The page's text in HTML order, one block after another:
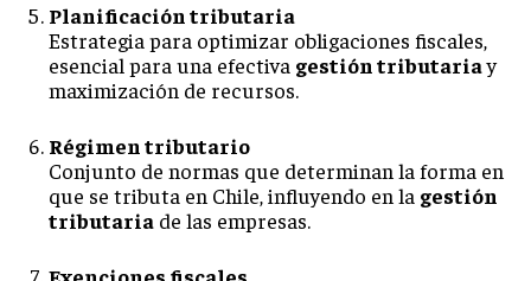
Planificación tributaria
Estrategia para optimizar obligaciones fiscales,
esencial para una efectiva gestión tributariay
maximización de recursos.
Régimen tributario
Conjunto de normas que determinan la forma en
que se tributa en Chile, influyendo en la gestión
tributaria de las empresas.